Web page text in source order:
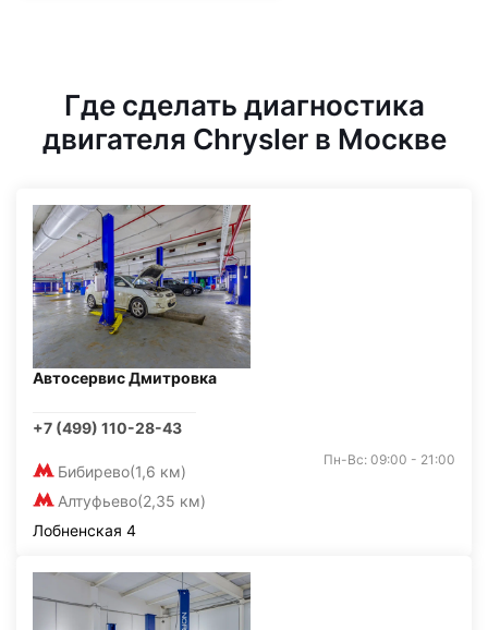
Где сделать диагностика
двигателя Chrysler в Москве
Автосервис Дмитровка
+7 (499) 110-28-43
Бибирево(1,6 км)
Алтуфьево(2,35 км)
Пн-Вс: 09:00 - 21:00
Лобненская 4